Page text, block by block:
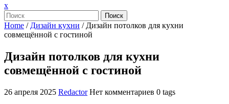
xЗакрыть
меню
Поиск
Home / Дизайн кухни / Дизайн потолков для кухни
совмещённой с гостиной
Дизайн потолков для кухни
совмещённой с гостиной
26 апреля 2025 Redactor Нет комментариев 0 tags